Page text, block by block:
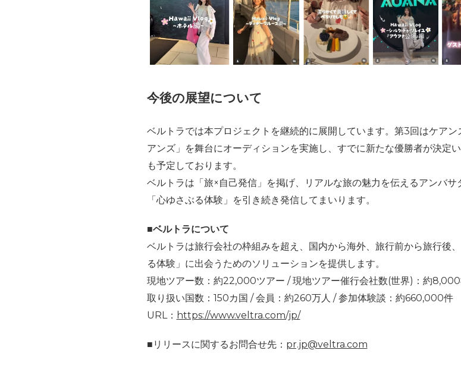
今後の展望について
ベルトラでは本プロジェクトを継続的に展開しています。第3回はケア
アンズ」を舞台にオーディションを実施し、すでに新たな優勝者が決定
も予定しております。
ベルトラは「旅×自己発信」を掲げ、リアルな旅の魅力を伝えるアンバ
「心ゆさぶる体験」を引き続き発信してまいります。
■ベルトラについて
ベルトラは旅行会社の枠組みを超え、国内から海外、旅行前から旅行後
る体験」に出会うためのソリューションを提供します。
現地ツアー数：約22,000ツアー / 現地ツアー催行会社数(世界)：約
取り扱い国数：150カ国 / 会員：約260万人 / 参加体験談：約660,000件
URL： https://www.veltra.com/jp/
■リリースに関するお問合せ先： pr.jp@veltra.com